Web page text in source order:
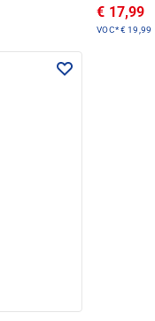
€ 17,99
VOC*€ 19,99